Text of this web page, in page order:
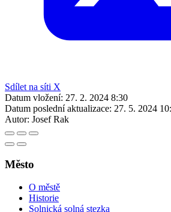
Sdílet na síti X
Datum vložení: 27. 2. 2024 8:30
Datum poslední aktualizace: 27. 5. 2024
Autor: Josef Rak
Město
O městě
Historie
Solnická solná stezka